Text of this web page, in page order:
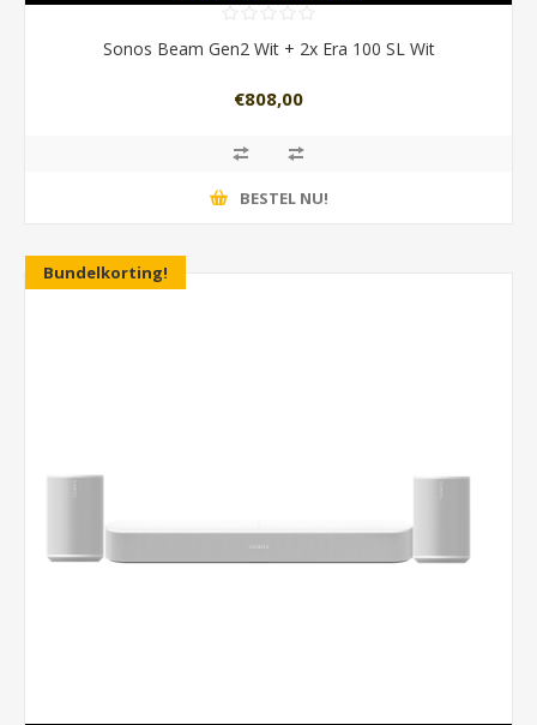
Sonos Beam Gen2 Wit + 2x Era 100 SL Wit
€808,00
BESTEL NU!
Bundelkorting!